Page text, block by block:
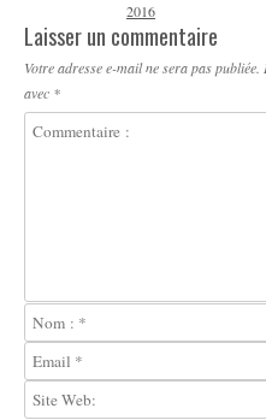
2016
Laisser un commentaire
Votre adresse e-mail ne sera pas publiée.
avec *